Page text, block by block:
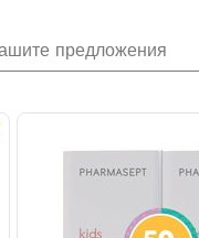
предложения